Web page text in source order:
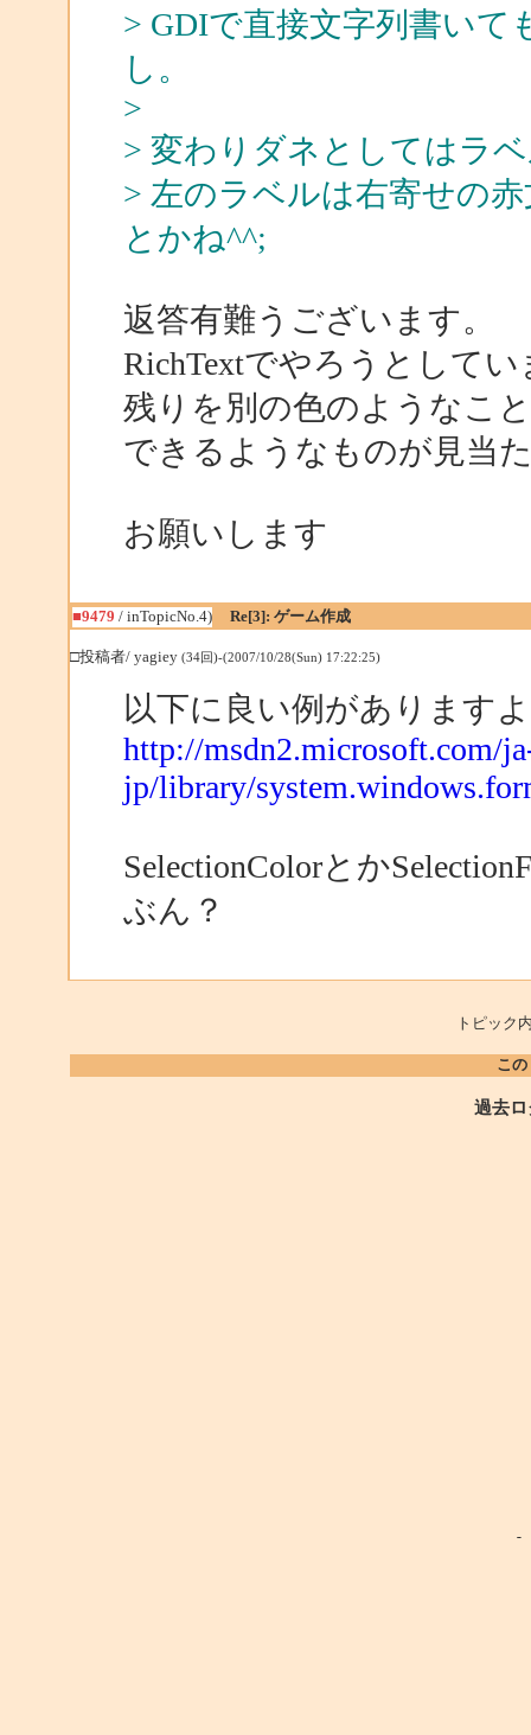
> GDIで直接文字列書いて
し。
>
> 変わりダネとしてはラ
> 左のラベルは右寄せの
とかね^^;
返答有難うございます。
RichTextでやろうとして
残りを別の色のようなこ
できるようなものが見当
お願いします
■9479 / inTopicNo.4) Re[3]: ゲーム作成
□投稿者/ yagiey (34回)-(2007/10/28(Sun) 17:22:25)
以下に良い例があります
http://msdn2.microsoft.com/
jp/library/
SelectionColorとか
ぶん？
トピッ
こ
過去